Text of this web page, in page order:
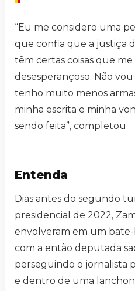
“Eu me considero uma
que confia que a justiça
têm certas coisas que me
desesperançoso. Não
tenho muito menos
minha escrita e minha
sendo feita”, completou.
Entenda
Dias antes do segundo
presidencial de 2022,
envolveram em um
com a então deputada
perseguindo o jornalista
e dentro de uma